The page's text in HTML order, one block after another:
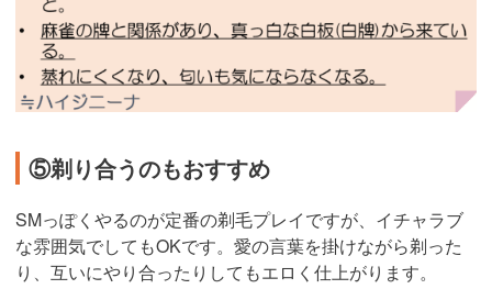
⑤剃り合うのもおすすめ
SMっぽくやるのが定番の剃毛プレイですが、イチャラブ
な雰囲気でしてもOKです。愛の言葉を掛けながら剃った
り、互いにやり合ったりしてもエロく仕上がります。